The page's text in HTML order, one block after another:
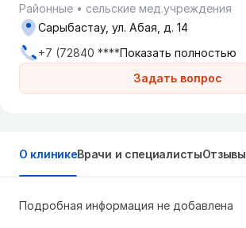
Районные сельские мед.учреждения
Задать вопрос
Сарыбастау, ул. Абая, д. 14
+7 (72840 ****Показать полностью
О клиникеВрачи и специалистыОтзывы
Подробная информация не добавлена